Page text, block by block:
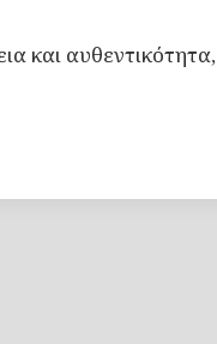
και αυθεντικότητα,